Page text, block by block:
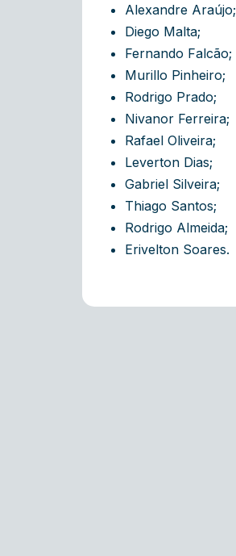
Alexandre Araújo;
Diego Malta;
Fernando Falcão;
Murillo Pinheiro;
Rodrigo Prado;
Nivanor Ferreira;
Rafael Oliveira;
Leverton Dias;
Gabriel Silveira;
Thiago Santos;
Rodrigo Almeida;
Erivelton Soares.